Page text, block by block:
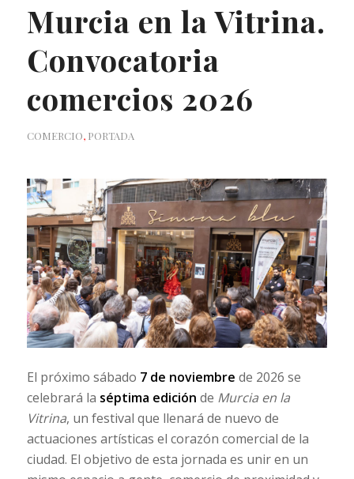
Murcia en la Vitrina.
Convocatoria
comercios 2026
COMERCIO, PORTADA
El próximo sábado 7 de noviembre de 2026 se
celebrará la séptima edición de Murcia en la
Vitrina, un festival que llenará de nuevo de
actuaciones artísticas el corazón comercial de la
ciudad. El objetivo de esta jornada es unir en un